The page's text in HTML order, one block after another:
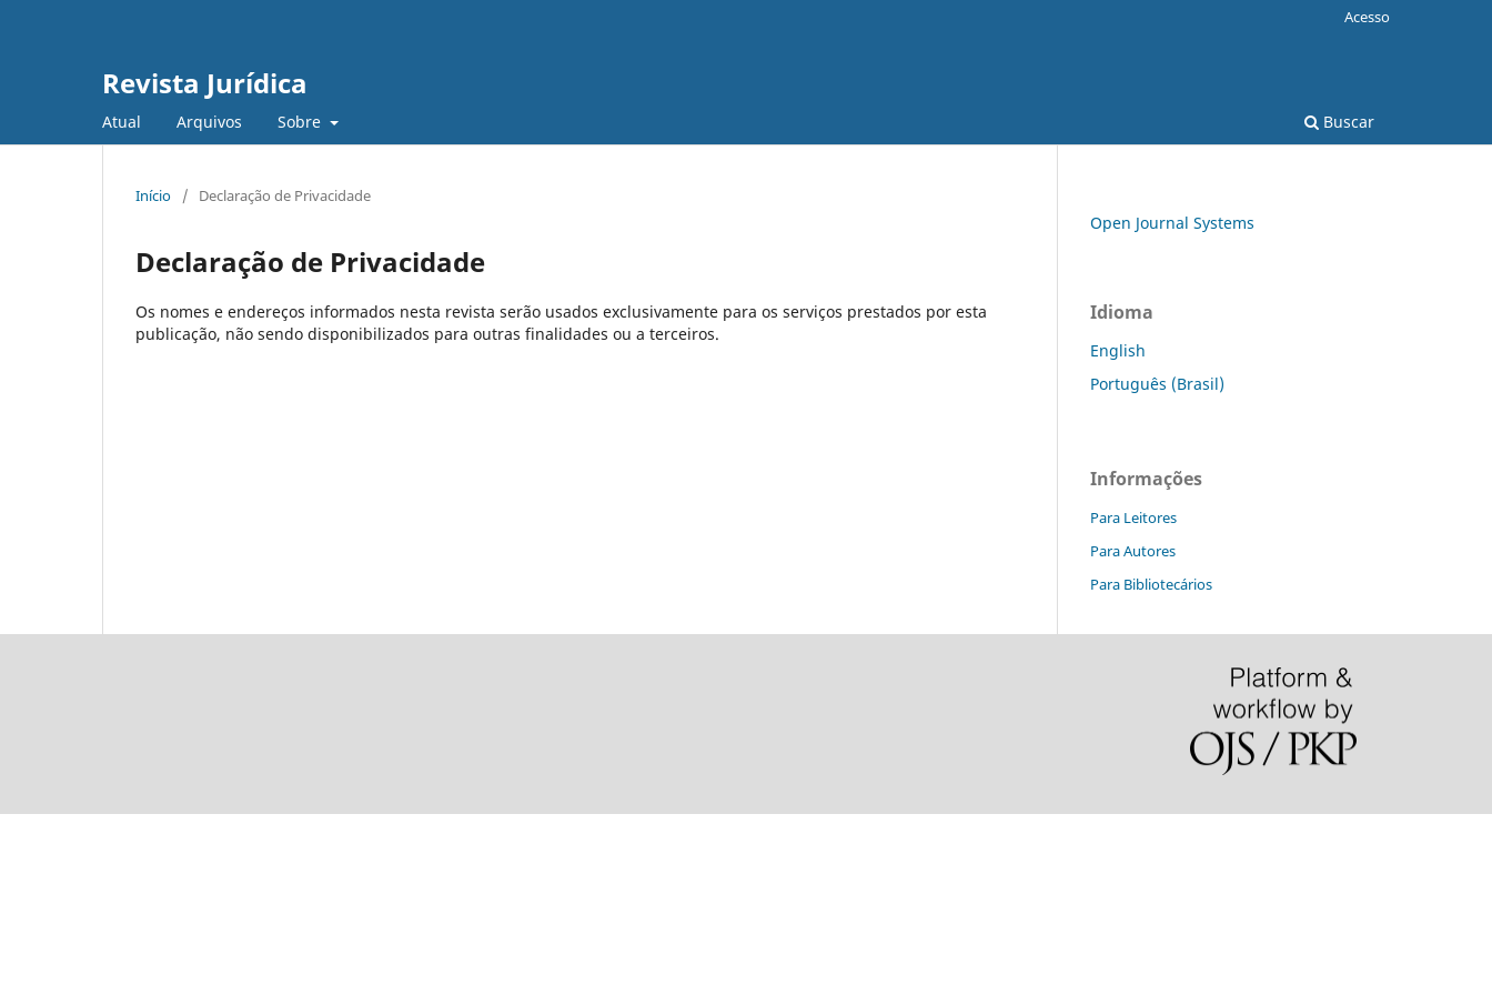
Revista Jurídica
Atual Arquivos Sobre Buscar
Acesso
Início / Declaração de Privacidade
Declaração de Privacidade
Os nomes e endereços informados nesta revista serão usados exclusivamente para os serviços prestados por esta
publicação, não sendo disponibilizados para outras finalidades ou a terceiros.
Open Journal Systems
Idioma
English
Português (Brasil)
Informações
Para Leitores
Para Autores
Para Bibliotecários